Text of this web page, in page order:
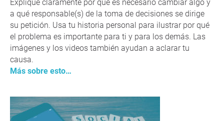
Explique claramente por qué es necesario cambiar algo y
a qué responsable(s) de la toma de decisiones se dirige
su petición. Usa tu historia personal para ilustrar por qué
el problema es importante para ti y para los demás. Las
imágenes y los videos también ayudan a aclarar tu
causa.
Más sobre esto…